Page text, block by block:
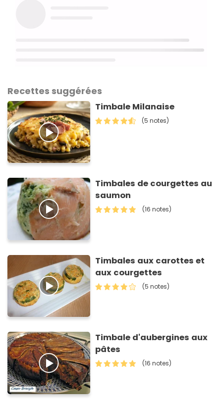
Recettes suggérées
Timbale Milanaise
(5 notes)
Timbales de courgettes au
saumon
(16 notes)
Timbales aux carottes et
aux courgettes
(5 notes)
Timbale d'aubergines aux
pâtes
(16 notes)